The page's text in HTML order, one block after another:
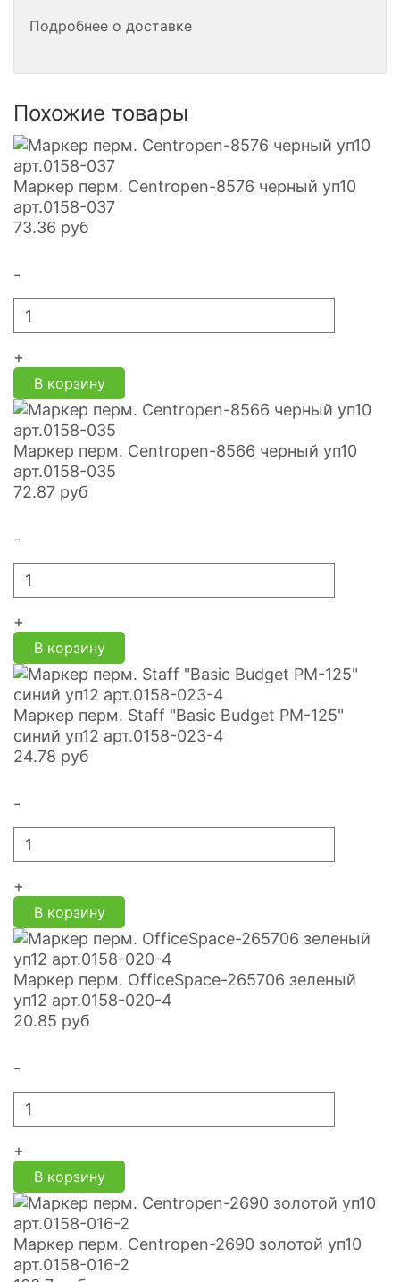
Подробнее о доставке
Похожие товары
Маркер перм. Centropen-8576 черный уп10
арт.0158-037
73.36 руб
-
+
В корзину
Маркер перм. Centropen-8566 черный уп10
арт.0158-035
72.87 руб
-
+
В корзину
Маркер перм. Staff "Basic Budget PM-125"
синий уп12 арт.0158-023-4
24.78 руб
-
+
В корзину
Маркер перм. OfficeSpace-265706 зеленый
уп12 арт.0158-020-4
20.85 руб
-
+
В корзину
Маркер перм. Centropen-2690 золотой уп10
арт.0158-016-2